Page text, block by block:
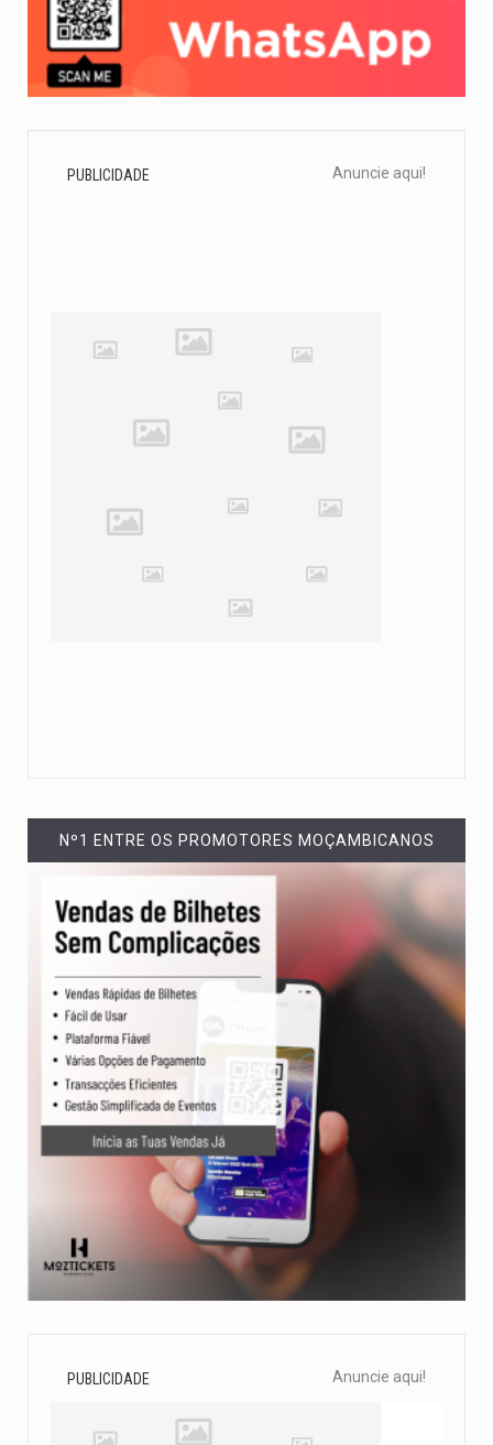
PUBLICIDADE Anuncie aqui!
Nº1 ENTRE OS PROMOTORES MOÇAMBICANOS
PUBLICIDADE Anuncie aqui!